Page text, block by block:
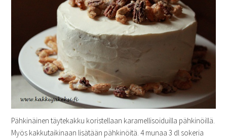
Pähkinäinen täytekakku koristellaan karamellisoiduilla pähkinöillä.
Myös kakkutaikinaan lisätään pähkinöitä. 4 munaa 3 dl sokeria